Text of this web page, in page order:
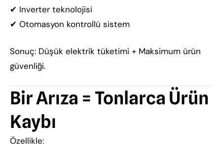
✔ Inverter teknolojisi
✔ Otomasyon kontrollü sistem
Sonuç: Düşük elektrik tüketimi + Maksimum ürün
güvenliği.
Bir Arıza = Tonlarca Ürün
Kaybı
Özellikle: